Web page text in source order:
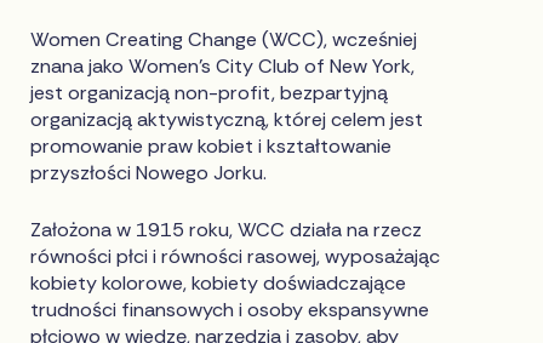
Women Creating Change (WCC), wcześniej
znana jako Women's City Club of New York,
jest organizacją non-profit, bezpartyjną
organizacją aktywistyczną, której celem jest
promowanie praw kobiet i kształtowanie
przyszłości Nowego Jorku.
Założona w 1915 roku, WCC działa na rzecz
równości płci i równości rasowej, wyposażając
kobiety kolorowe, kobiety doświadczające
trudności finansowych i osoby ekspansywne
płciowo w wiedzę, narzędzia i zasoby, aby